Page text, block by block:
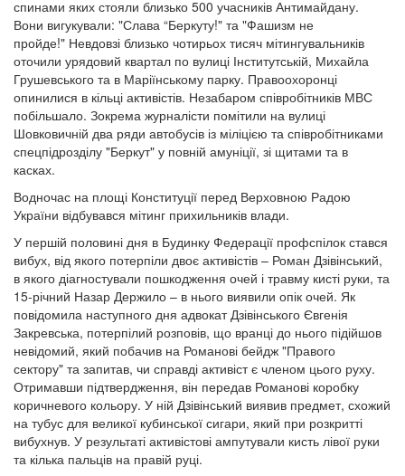
спинами яких стояли близько 500 учасників Антимайдану.
Вони вигукували: "Слава “Беркуту!" та "Фашизм не
пройде!" Невдовзі близько чотирьох тисяч мітингувальників
оточили урядовий квартал по вулиці Інститутській, Михайла
Грушевського та в Маріїнському парку. Правоохоронці
опинилися в кільці активістів. Незабаром співробітників МВС
побільшало. Зокрема журналісти помітили на вулиці
Шовковичній два ряди автобусів із міліцією та співробітниками
спецпідрозділу "Беркут" у повній амуніції, зі щитами та в
касках.
Водночас на площі Конституції перед Верховною Радою
України відбувався мітинг прихильників влади.
У першій половині дня в Будинку Федерації профспілок стався
вибух, від якого потерпіли двоє активістів – Роман Дзівінський,
в якого діагностували пошкодження очей і травму кисті руки, та
15-річний Назар Держило – в нього виявили опік очей. Як
повідомила наступного дня адвокат Дзівінського Євгенія
Закревська, потерпілий розповів, що вранці до нього підійшов
невідомий, який побачив на Романові бейдж "Правого
сектору" та запитав, чи справді активіст є членом цього руху.
Отримавши підтвердження, він передав Романові коробку
коричневого кольору. У ній Дзівінський виявив предмет, схожий
на тубус для великої кубинської сигари, який при розкритті
вибухнув. У результаті активістові ампутували кисть лівої руки
та кілька пальців на правій руці.